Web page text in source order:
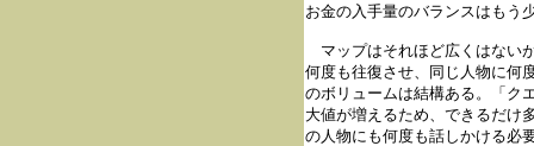
お金の入手量のバランスはもう
マップはそれほど広くはない
何度も往復させ、同じ人物に何
のボリュームは結構ある。「ク
大値が増えるため、できるだけ
の人物にも何度も話しかける必